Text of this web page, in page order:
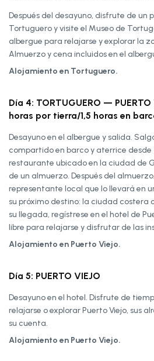
Después del desayuno, disfrute de un
Tortuguero y visite el Museo de
albergue para relajarse y explorar la
Almuerzo y cena incluidos en el
Alojamiento en Tortuguero.
Día 4: TORTUGUERO —
horas por tierra/1,5 horas en
Desayuno en el albergue y salida.
compartido en barco y aterrice
restaurante ubicado en la ciudad de
de un almuerzo. Después del
representante local que lo llevará en
su próximo destino: la ciudad costera
su llegada, regístrese en el hotel de
libre para relajarse y disfrutar de las
Alojamiento en Puerto Viejo.
Día 5: PUERTO VIEJO
Desayuno en el hotel. Disfrute de
relajarse o explorar Puerto Viejo, sus
su cuenta.
Alojamiento en Puerto Viejo.